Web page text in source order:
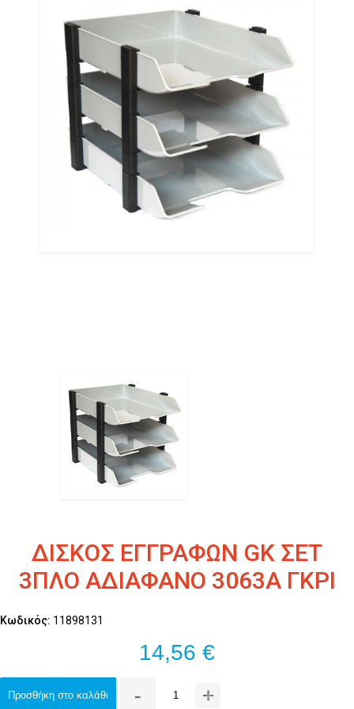
ΔΙΣΚΟΣ ΕΓΓΡΑΦΩΝ GK ΣΕΤ
3ΠΛΟ ΑΔΙΑΦΑΝΟ 3063Α ΓΚΡΙ
Κωδικός: 11898131
14,56 €
Προσθήκη στο καλάθι - +